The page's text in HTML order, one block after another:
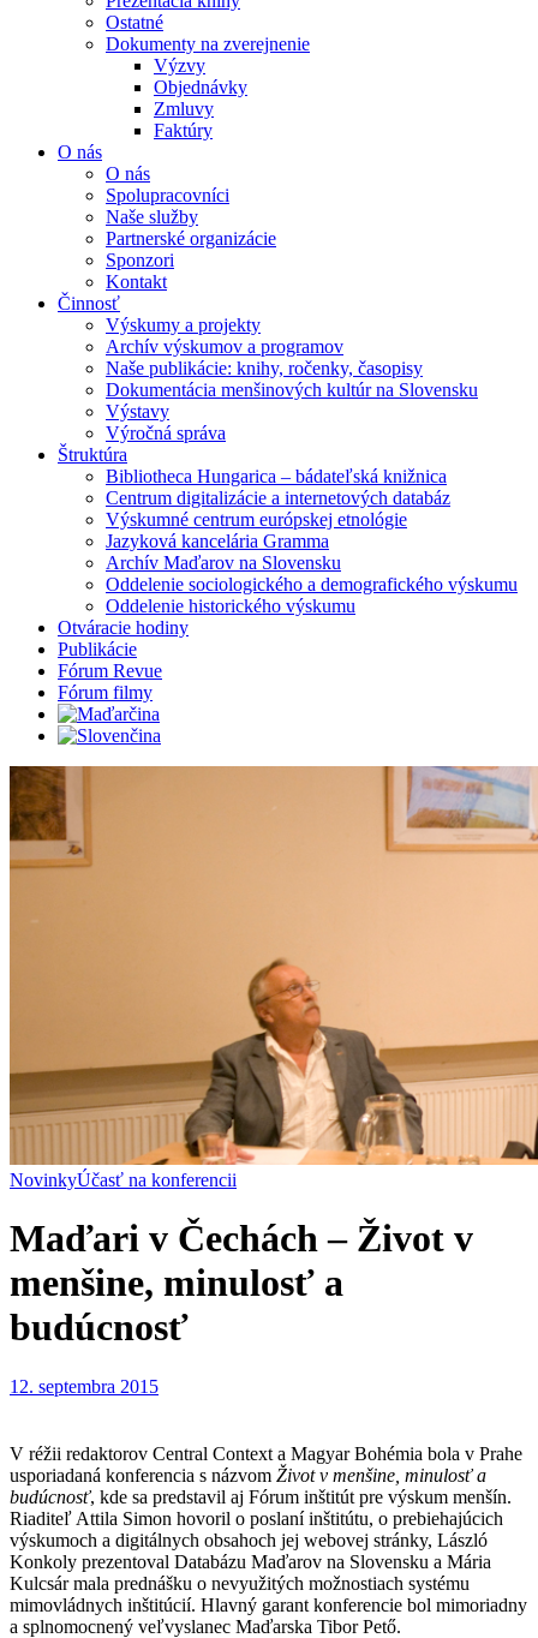
Ostatné
Dokumenty na zverejnenie
Výzvy
Objednávky
Zmluvy
Faktúry
O nás
O nás
Spolupracovníci
Naše služby
Partnerské organizácie
Sponzori
Kontakt
Činnosť
Výskumy a projekty
Archív výskumov a programov
Naše publikácie: knihy, ročenky, časopisy
Dokumentácia menšinových kultúr na Slovensku
Výstavy
Výročná správa
Štruktúra
Bibliotheca Hungarica – bádateľská knižnica
Centrum digitalizácie a internetových databáz
Výskumné centrum európskej etnológie
Jazyková kancelária Gramma
Archív Maďarov na Slovensku
Oddelenie sociologického a demografického výskumu
Oddelenie historického výskumu
Otváracie hodiny
Publikácie
Fórum Revue
Fórum filmy
NovinkyÚčasť na konferencii
Maďari v Čechách – Život v
menšine, minulosť a
budúcnosť
12. septembra 2015
V réžii redaktorov Central Context a Magyar Bohémia bola v Prahe
usporiadaná konferencia s názvom Život v menšine, minulosť a
budúcnosť, kde sa predstavil aj Fórum inštitút pre výskum menšín.
Riaditeľ Attila Simon hovoril o poslaní inštitútu, o prebiehajúcich
výskumoch a digitálnych obsahoch jej webovej stránky, László
Konkoly prezentoval Databázu Maďarov na Slovensku a Mária
Kulcsár mala prednášku o nevyužitých možnostiach systému
mimovládnych inštitúcií. Hlavný garant konferencie bol mimoriadny
a splnomocnený veľvyslanec Maďarska Tibor Pető.